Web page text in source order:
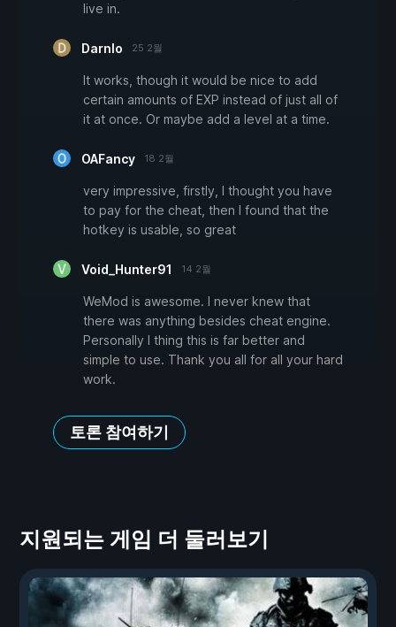
live in.
Darnlo 25 2월
It works, though it would be nice to add
certain amounts of EXP instead of just all of
it at once. Or maybe add a level at a time.
OAFancy 18 2월
very impressive, firstly, I thought you have
to pay for the cheat, then I found that the
hotkey is usable, so great
Void_Hunter91 14 2월
WeMod is awesome. I never knew that
there was anything besides cheat engine.
Personally I thing this is far better and
simple to use. Thank you all for all your hard
work.
토론 참여하기
지원되는 게임 더 둘러보기